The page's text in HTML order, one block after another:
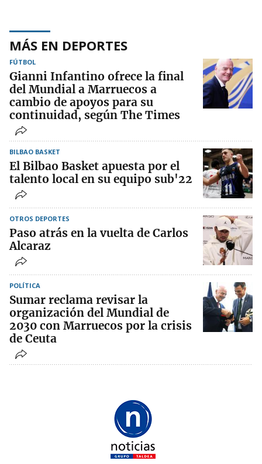
MÁS EN DEPORTES
FÚTBOL
Gianni Infantino ofrece la final
del Mundial a Marruecos a
cambio de apoyos para su
continuidad, según The Times
BILBAO BASKET
El Bilbao Basket apuesta por el
talento local en su equipo sub'22
OTROS DEPORTES
Paso atrás en la vuelta de Carlos
Alcaraz
POLÍTICA
Sumar reclama revisar la
organización del Mundial de
2030 con Marruecos por la crisis
de Ceuta